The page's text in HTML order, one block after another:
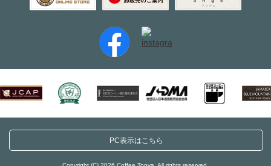
PC表示はこちら